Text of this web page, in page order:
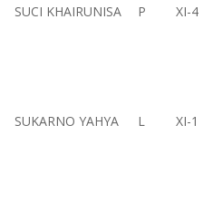
SUCI KHAIRUNISA P XI-4
SUKARNO YAHYA L XI-1